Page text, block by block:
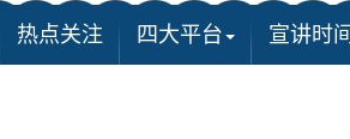
热点关注 四大平台 宣讲时间